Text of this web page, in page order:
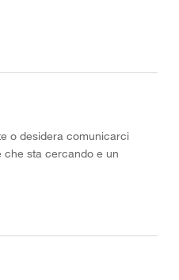
o desidera comunicarci
che sta cercando e un